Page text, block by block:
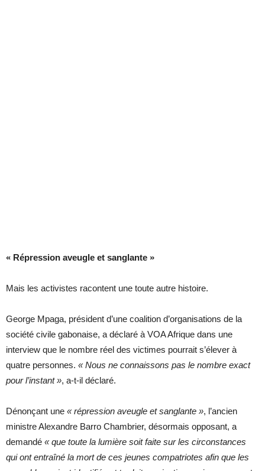
« Répression aveugle et sanglante »
Mais les activistes racontent une toute autre histoire.
George Mpaga, président d’une coalition d’organisations de la
société civile gabonaise, a déclaré à VOA Afrique dans une
interview que le nombre réel des victimes pourrait s’élever à
quatre personnes. « Nous ne connaissons pas le nombre exact
pour l’instant », a-t-il déclaré.
Dénonçant une « répression aveugle et sanglante », l’ancien
ministre Alexandre Barro Chambrier, désormais opposant, a
demandé « que toute la lumière soit faite sur les circonstances
qui ont entraîné la mort de ces jeunes compatriotes afin que les